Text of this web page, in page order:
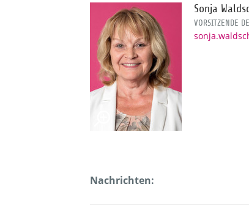
Sonja
VORSITZENDE
Nachrichten: